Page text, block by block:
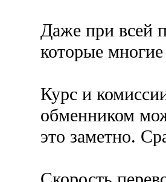
Даже при всей
которые
Курс и
обменником
это заметно.